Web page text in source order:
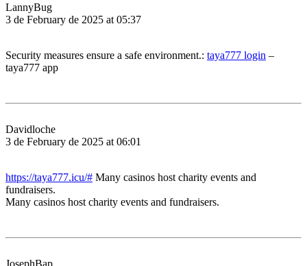
LannyBug
3 de February de 2025 at 05:37
Security measures ensure a safe environment.: taya777 login –
taya777 app
Davidloche
3 de February de 2025 at 06:01
https://taya777.icu/# Many casinos host charity events and
fundraisers.
Many casinos host charity events and fundraisers.
JosephBap